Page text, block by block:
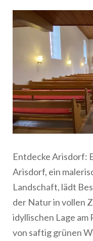
Entdecke Arisdorf:
Arisdorf, ein
Landschaft, lädt
der Natur in vollen
idyllischen Lage am
von saftig grünen